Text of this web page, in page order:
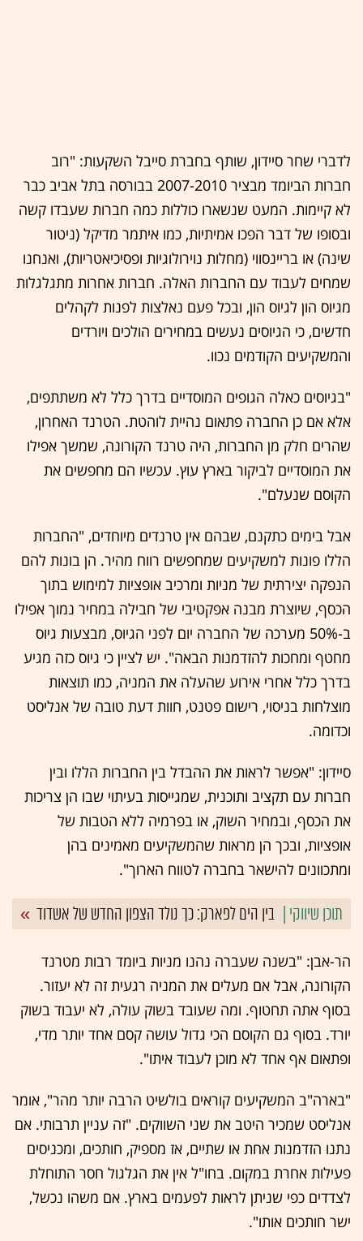
לדברי שחר סיידון, שותף בחברת סייבל השקעות: "רוב
חברות הביומד מבציר 2007-2010 בבורסה בתל אביב כבר
לא קיימות. המעט שנשארו כוללות כמה חברות שעבדו קשה
ובסופו של דבר הפכו אמיתיות, כמו איתמר מדיקל (ניטור
שינה) או בריינסווי (מחלות נוירולוגיות ופסיכיאטריות), ואנחנו
שמחים לעבוד עם החברות האלה. חברות אחרות מתגלגלות
מגיוס הון לגיוס הון, ובכל פעם נאלצות לפנות לקהלים
חדשים, כי הגיוסים נעשים במחירים הולכים ויורדים
והמשקיעים הקודמים נכוו.
"בגיוסים כאלה הגופים המוסדיים בדרך כלל לא משתתפים,
אלא אם כן החברה פתאום נהיית לוהטת. הטרנד האחרון,
שהרים חלק מן החברות, היה טרנד הקורונה, שמשך אפילו
את המוסדיים לביקור בארץ עוץ. עכשיו הם מחפשים את
הקוסם שנעלם".
אבל בימים כתקנם, שבהם אין טרנדים מיוחדים, "החברות
הללו פונות למשקיעים שמחפשים רווח מהיר. הן בונות להם
הנפקה יצירתית של מניות ומרכיב אופציות למימוש בתוך
הכסף, שיוצרת מבנה אפקטיבי של חבילה במחיר נמוך אפילו
ב-50% מערכה של החברה יום לפני הגיוס, מבצעות גיוס
מחטף ומחכות להזדמנות הבאה". יש לציין כי גיוס כזה מגיע
בדרך כלל אחרי אירוע שהעלה את המניה, כמו תוצאות
מוצלחות בניסוי, רישום פטנט, חוות דעת טובה של אנליסט
וכדומה.
סיידון: "אפשר לראות את ההבדל בין החברות הללו ובין
חברות עם תקציב ותוכנית, שמגייסות בעיתוי שבו הן צריכות
את הכסף, ובמחיר השוק, או בפרמיה ללא הטבות של
אופציות, ובכך הן מראות שהמשקיעים מאמינים בהן
ומתכוונים להישאר בחברה לטווח הארוך".
בין הים לפארק: כך נולד הצפון החדש של אשדוד
הר-אבן: "בשנה שעברה נהנו מניות ביומד רבות מטרנד
הקורונה, אבל אם מעלים את המניה רגעית זה לא יעזור.
בסוף אתה תחטוף. ומה שעובד בשוק עולה, לא יעבוד בשוק
יורד. בסוף גם הקוסם הכי גדול עושה קסם אחד יותר מדי,
ופתאום אף אחד לא מוכן לעבוד איתו".
"בארה"ב המשקיעים קוראים בולשיט הרבה יותר מהר", אומר
אנליסט שמכיר היטב את שני השווקים. "זה עניין תרבותי. אם
נתנו הזדמנות אחת או שתיים, אז מספיק, חותכים, ומכניסים
פעילות אחרת במקום. בחו"ל אין את הגלגול חסר התוחלת
לצדדים כפי שניתן לראות לפעמים בארץ. אם משהו נכשל,
ישר חותכים אותו".